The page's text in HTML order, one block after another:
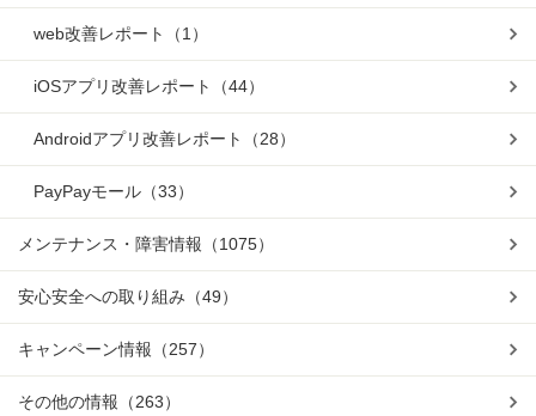
web改善レポート （1）
iOSアプリ改善レポート （44）
Androidアプリ改善レポート （28）
PayPayモール （33）
メンテナンス・障害情報 （1075）
安心安全への取り組み （49）
キャンペーン情報 （257）
その他の情報 （263）